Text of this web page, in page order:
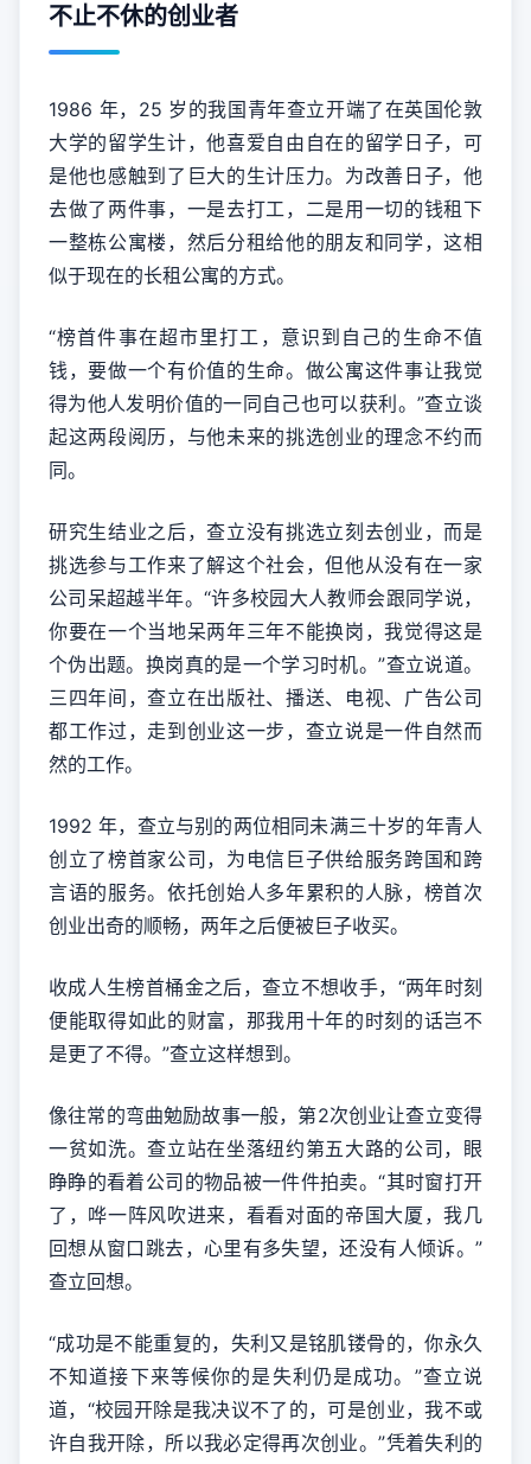
不止不休的创业者
1986 年，25 岁的我国青年查立开端了在英国伦敦
大学的留学生计，他喜爱自由自在的留学日子，可
是他也感触到了巨大的生计压力。为改善日子，他
去做了两件事，一是去打工，二是用一切的钱租下
一整栋公寓楼，然后分租给他的朋友和同学，这相
似于现在的长租公寓的方式。
“榜首件事在超市里打工，意识到自己的生命不值
钱，要做一个有价值的生命。做公寓这件事让我觉
得为他人发明价值的一同自己也可以获利。”查立谈
起这两段阅历，与他未来的挑选创业的理念不约而
同。
研究生结业之后，查立没有挑选立刻去创业，而是
挑选参与工作来了解这个社会，但他从没有在一家
公司呆超越半年。“许多校园大人教师会跟同学说，
你要在一个当地呆两年三年不能换岗，我觉得这是
个伪出题。换岗真的是一个学习时机。”查立说道。
三四年间，查立在出版社、播送、电视、广告公司
都工作过，走到创业这一步，查立说是一件自然而
然的工作。
1992 年，查立与别的两位相同未满三十岁的年青人
创立了榜首家公司，为电信巨子供给服务跨国和跨
言语的服务。依托创始人多年累积的人脉，榜首次
创业出奇的顺畅，两年之后便被巨子收买。
收成人生榜首桶金之后，查立不想收手，“两年时刻
便能取得如此的财富，那我用十年的时刻的话岂不
是更了不得。”查立这样想到。
像往常的弯曲勉励故事一般，第2次创业让查立变得
一贫如洗。查立站在坐落纽约第五大路的公司，眼
睁睁的看着公司的物品被一件件拍卖。“其时窗打开
了，哗一阵风吹进来，看看对面的帝国大厦，我几
回想从窗口跳去，心里有多失望，还没有人倾诉。”
查立回想。
“成功是不能重复的，失利又是铭肌镂骨的，你永久
不知道接下来等候你的是失利仍是成功。”查立说
道，“校园开除是我决议不了的，可是创业，我不或
许自我开除，所以我必定得再次创业。”凭着失利的